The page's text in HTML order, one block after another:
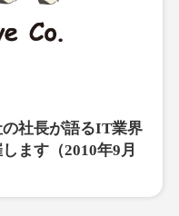
社長が語るIT業界
ます（2010年9月